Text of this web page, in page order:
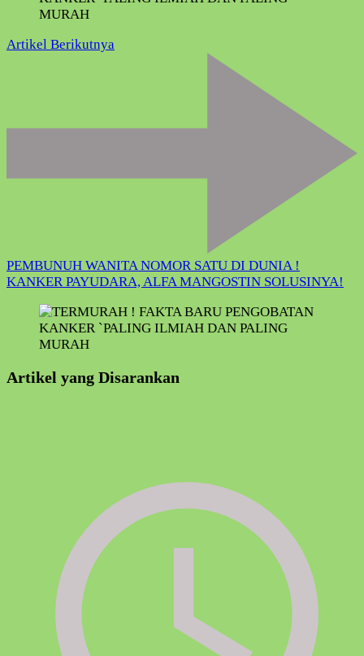
Artikel Berikutnya
PEMBUNUH WANITA NOMOR SATU DI DUNIA !
KANKER PAYUDARA, ALFA MANGOSTIN SOLUSINYA!
Artikel yang Disarankan